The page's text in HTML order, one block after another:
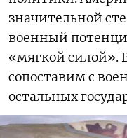
значительной
военный
«мягкой
сопоставим с
остальных